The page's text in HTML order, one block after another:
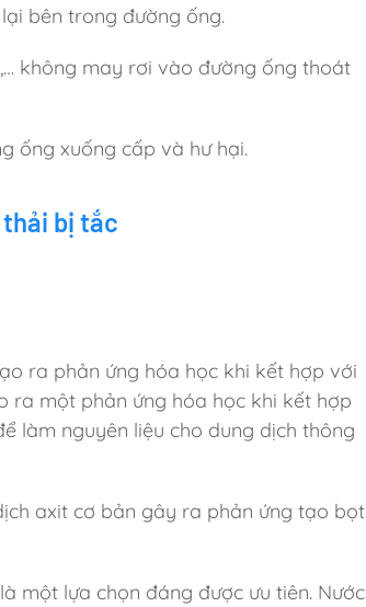
bên trong đường ống.
không may rơi vào đường ống thoát
ống xuống cấp và hư hại.
thải bị tắc
ra phản ứng hóa học khi kết hợp với
ra một phản ứng hóa học khi kết hợp
làm nguyên liệu cho dung dịch thông
axit cơ bản gây ra phản ứng tạo bọt
một lựa chọn đáng được ưu tiên. Nước